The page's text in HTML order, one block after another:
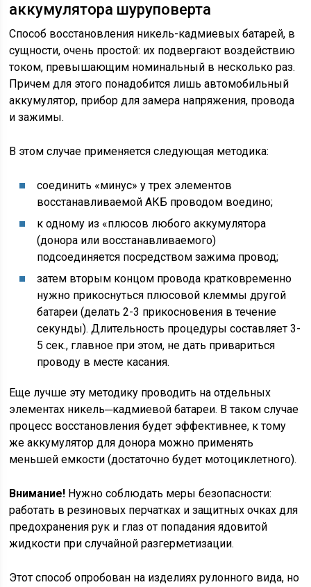
аккумулятора шуруповерта
Способ восстановления никель-кадмиевых батарей, в
сущности, очень простой: их подвергают воздействию
током, превышающим номинальный в несколько раз.
Причем для этого понадобится лишь автомобильный
аккумулятор, прибор для замера напряжения, провода
и зажимы.
В этом случае применяется следующая методика:
соединить «минус» у трех элементов
восстанавливаемой АКБ проводом воедино;
к одному из «плюсов любого аккумулятора
(донора или восстанавливаемого)
подсоединяется посредством зажима провод;
затем вторым концом провода кратковременно
нужно прикоснуться плюсовой клеммы другой
батареи (делать 2-3 прикосновения в течение
секунды). Длительность процедуры составляет 3-
5 сек., главное при этом, не дать привариться
проводу в месте касания.
Еще лучше эту методику проводить на отдельных
элементах никель─кадмиевой батареи. В таком случае
процесс восстановления будет эффективнее, к тому
же аккумулятор для донора можно применять
меньшей емкости (достаточно будет мотоциклетного).
Внимание! Нужно соблюдать меры безопасности:
работать в резиновых перчатках и защитных очках для
предохранения рук и глаз от попадания ядовитой
жидкости при случайной разгерметизации.
Этот способ опробован на изделиях рулонного вида, но